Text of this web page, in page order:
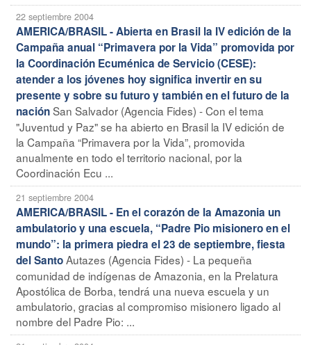
22 septiembre 2004
AMERICA/BRASIL - Abierta en Brasil la IV edición de la
Campaña anual “Primavera por la Vida” promovida por
la Coordinación Ecuménica de Servicio (CESE):
atender a los jóvenes hoy significa invertir en su
presente y sobre su futuro y también en el futuro de la
naciónSan Salvador (Agencia Fides) - Con el tema
"Juventud y Paz" se ha abierto en Brasil la IV edición de
la Campaña “Primavera por la Vida”, promovida
anualmente en todo el territorio nacional, por la
Coordinación Ecu ...
21 septiembre 2004
AMERICA/BRASIL - En el corazón de la Amazonia un
ambulatorio y una escuela, “Padre Pio misionero en el
mundo”: la primera piedra el 23 de septiembre, fiesta
del SantoAutazes (Agencia Fides) - La pequeña
comunidad de indígenas de Amazonia, en la Prelatura
Apostólica de Borba, tendrá una nueva escuela y un
ambulatorio, gracias al compromiso misionero ligado al
nombre del Padre Pio: ...